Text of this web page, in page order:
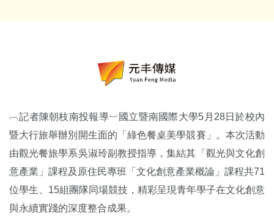
︹記者陳朝枝南投報導︺國立暨南國際大學5月28日於校內
暨大行旅舉辦別開生面的「綠色餐桌美學競賽」。本次活動
由觀光餐旅學系吳淑玲副教授指導，集結其「觀光與文化創
意產業」課程及原住民專班「文化創意產業概論」課程共71
位學生、15組團隊同場競技，精彩呈現青年學子在文化創意
與永續實踐的深度整合成果。